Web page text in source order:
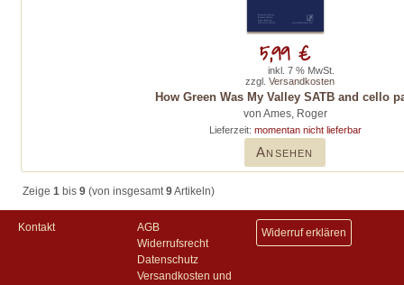
How Green Was My Valley SATB and cello
von Ames, Roger
Lieferzeit: momentan nicht lieferbar
Ansehen
5,99 €
inkl. 7 % MwSt.
zzgl. Versandkosten
Zeige 1 bis 9 (von insgesamt9Artikeln)
Kontakt
AGB
Widerrufsrecht
Datenschutz
Versandkosten und
Widerruf erklären